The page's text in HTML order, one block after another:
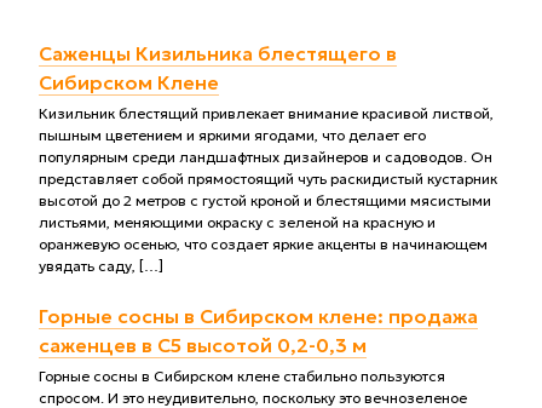
Саженцы Кизильника блестящего в
Сибирском Клене
Кизильник блестящий привлекает внимание красивой листвой,
пышным цветением и яркими ягодами, что делает его
популярным среди ландшафтных дизайнеров и садоводов. Он
представляет собой прямостоящий чуть раскидистый кустарник
высотой до 2 метров с густой кроной и блестящими мясистыми
листьями, меняющими окраску с зеленой на красную и
оранжевую осенью, что создает яркие акценты в начинающем
увядать саду, […]
Горные сосны в Сибирском клене: продажа
саженцев в С5 высотой 0,2-0,3 м
Горные сосны в Сибирском клене стабильно пользуются
спросом. И это неудивительно, поскольку это вечнозеленое